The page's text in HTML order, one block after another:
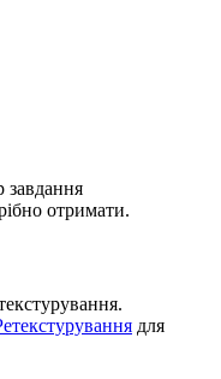
завдання
отримати.
для